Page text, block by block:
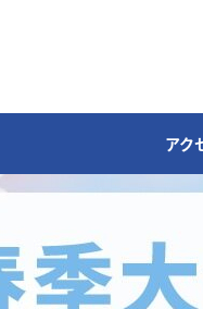
アク